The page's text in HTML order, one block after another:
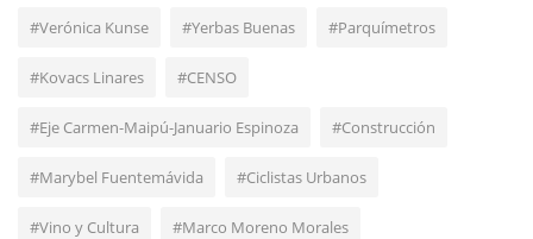
#Verónica Kunse #Yerbas Buenas #Parquímetros
#Kovacs Linares #CENSO
#Eje Carmen-Maipú-Januario Espinoza #Construcción
#Marybel Fuentemávida #Ciclistas Urbanos
#Vino y Cultura #Marco Moreno Morales